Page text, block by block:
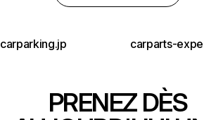
carparking.jp carparts-
PRENEZ DÈS